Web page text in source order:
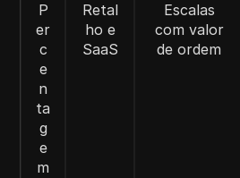
P
er
c
e
n
ta
g
e
m
Retal
ho e
SaaS
Escalas
com valor
de ordem